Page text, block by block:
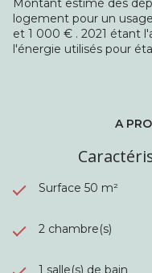
Montant estimé des
logement pour un
et 1 000 € . 2021 étant
l'énergie utilisés pour
A
Surface 50 m²
2 chambre(s)
1 salle(s) de bain